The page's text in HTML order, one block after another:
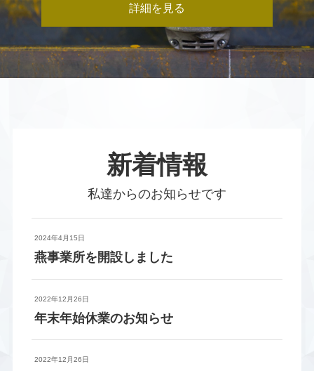
詳細を見る
新着情報
私達からのお知らせです
2024年4月15日
燕事業所を開設しました
2022年12月26日
年末年始休業のお知らせ
2022年12月26日